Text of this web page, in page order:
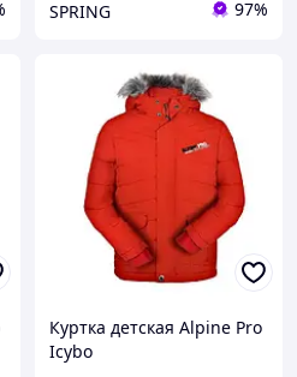
SPRING 97%
Куртка детская Alpine Pro
Icybo